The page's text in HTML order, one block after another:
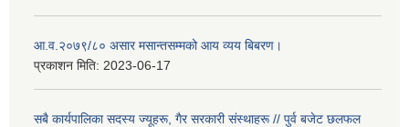
आ.व.२०७९/८० असार मसान्तसम्मको आय व्यय बिबरण।
प्रकाशन मिति: 2023-06-17
सबै कार्यपालिका सदस्य ज्यूहरू, गैर सरकारी संस्थाहरू // पुर्व बजेट छलफल